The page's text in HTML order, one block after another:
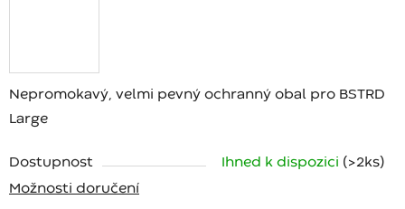
Nepromokavý, velmi pevný ochranný obal pro BSTRD
Large
Dostupnost Ihned k dispozici (>2 ks)
Možnosti doručení